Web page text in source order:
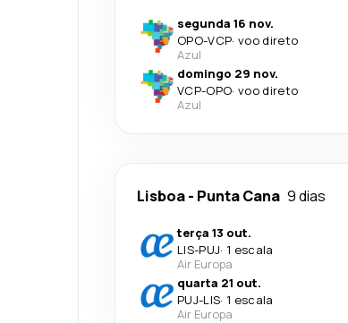
segunda 16 nov.
OPO-VCP· voo direto
Azul
domingo 29 nov.
VCP-OPO· voo direto
Azul
Lisboa- Punta Cana 9 dias
terça 13 out.
LIS-PUJ· 1 escala
Air Europa
quarta 21 out.
PUJ-LIS· 1 escala
Air Europa